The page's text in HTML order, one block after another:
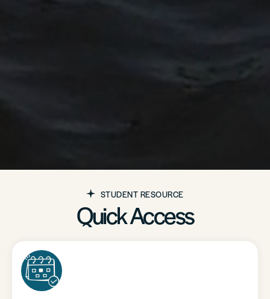
STUDENT RESOURCE
Quick Access